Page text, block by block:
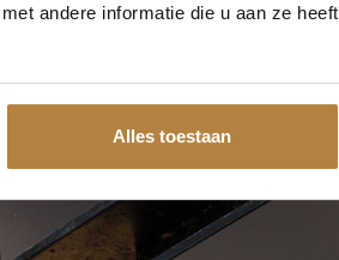
andere informatie die u aan ze heeft
Alles toestaan